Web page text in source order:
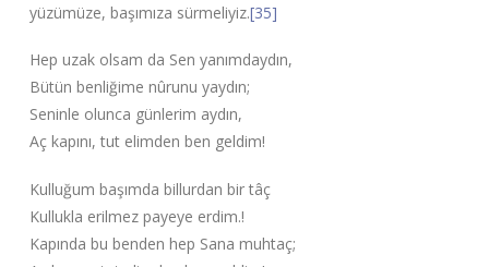
yüzümüze, başımıza sürmeliyiz.[35]
Hep uzak olsam da Sen yanımdaydın,
Bütün benliğime nûrunu yaydın;
Seninle olunca günlerim aydın,
Aç kapını, tut elimden ben geldim!
Kulluğum başımda billurdan bir tâç
Kullukla erilmez payeye erdim.!
Kapında bu benden hep Sana muhtaç;